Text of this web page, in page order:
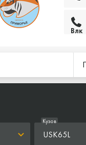
Влк
USK65L
Кузов